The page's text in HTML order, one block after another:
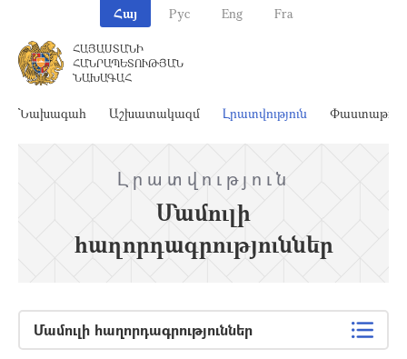
Հայ Рус Eng Fra
ՀԱՅԱՍՏԱՆԻ
ՀԱՆՐԱՊԵՏՈՒԹՅԱՆ
ՆԱԽԱԳԱՀ
Նախագահ Աշխատակազմ Լրատվություն
Լրատվություն
Մամուլի
հաղորդագրություններ
Մամուլի հաղորդագրություններ